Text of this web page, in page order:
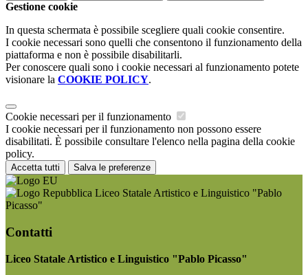
Gestione cookie
In questa schermata è possibile scegliere quali cookie consentire.
I cookie necessari sono quelli che consentono il funzionamento della
piattaforma e non è possibile disabilitarli.
Per conoscere quali sono i cookie necessari al funzionamento potete
visionare la COOKIE POLICY.
Cookie necessari per il funzionamento
I cookie necessari per il funzionamento non possono essere
disabilitati. È possibile consultare l'elenco nella pagina della cookie
policy.
Accetta tutti Salva le preferenze
Liceo Statale Artistico e Linguistico "Pablo
Picasso"
Contatti
Liceo Statale Artistico e Linguistico "Pablo Picasso"